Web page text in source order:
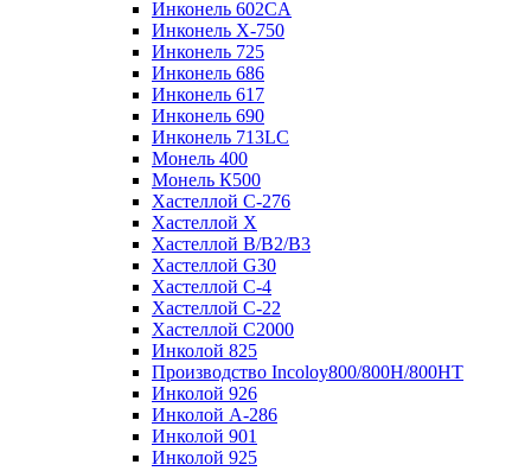
Инконель 602CA
Инконель Х-750
Инконель 725
Инконель 686
Инконель 617
Инконель 690
Инконель 713LC
Монель 400
Монель К500
Хастеллой C-276
Хастеллой X
Хастеллой B/B2/B3
Хастеллой G30
Хастеллой С-4
Хастеллой С-22
Хастеллой C2000
Инколой 825
Производство Incoloy800/800H/800HT
Инколой 926
Инколой А-286
Инколой 901
Инколой 925